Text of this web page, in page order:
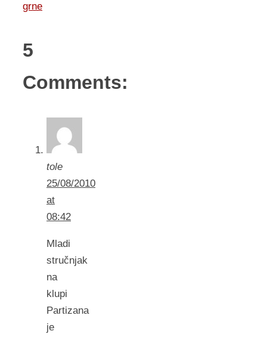
grne
5
Comments:
tole
25/08/2010
at
08:42
Mladi
stručnjak
na
klupi
Partizana
je